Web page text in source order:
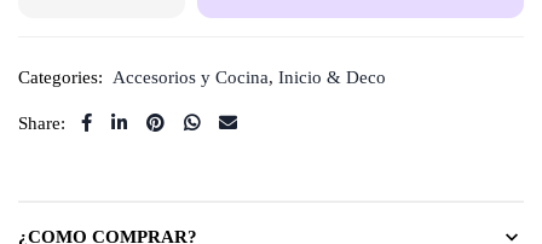
Categories: Accesorios y Cocina, Inicio & Deco
Share:
¿COMO COMPRAR?